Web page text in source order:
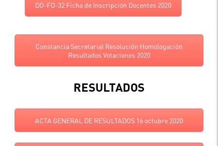
DO-FO-32 Ficha de Inscripción Docentes 2020
Constancia Secretarial Resolución Homologación
Resultados Votaciones 2020
RESULTADOS
ACTA GENERAL DE RESULTADOS 16 octubre 2020